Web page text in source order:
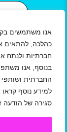
כהלכה, להתאים
חברתיות ולנתח
בנוסף, אנו
החברתית ושותפי
למידע נוסף קראו
סגירה של הודעה
כתובת
איזור
עיר
שנת
אני
ל תקנון
ותנאי
ג'ובס